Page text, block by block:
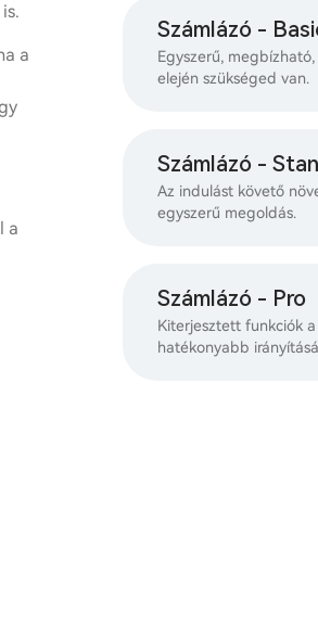
a
a
Számlázó -
Egyszerű,
elején szükséged van.
Számlázó -
Az indulást követő
egyszerű megoldás.
Számlázó - Pro
Kiterjesztett funkciók
hatékonyabb